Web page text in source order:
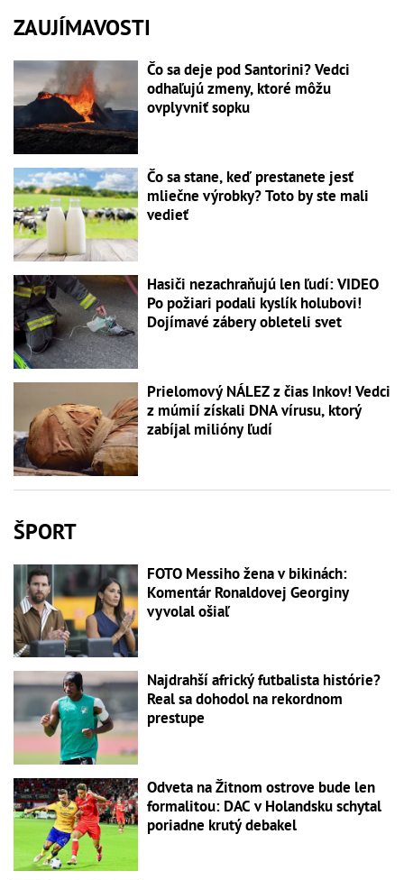
ZAUJÍMAVOSTI
Čo sa deje pod Santorini? Vedci
odhaľujú zmeny, ktoré môžu
ovplyvniť sopku
Čo sa stane, keď prestanete jesť
mliečne výrobky? Toto by ste mali
vedieť
Hasiči nezachraňujú len ľudí: VIDEO
Po požiari podali kyslík holubovi!
Dojímavé zábery obleteli svet
Prielomový NÁLEZ z čias Inkov! Vedci
z múmií získali DNA vírusu, ktorý
zabíjal milióny ľudí
ŠPORT
FOTO Messiho žena v bikinách:
Komentár Ronaldovej Georginy
vyvolal ošiaľ
Najdrahší africký futbalista histórie?
Real sa dohodol na rekordnom
prestupe
Odveta na Žitnom ostrove bude len
formalitou: DAC v Holandsku schytal
poriadne krutý debakel